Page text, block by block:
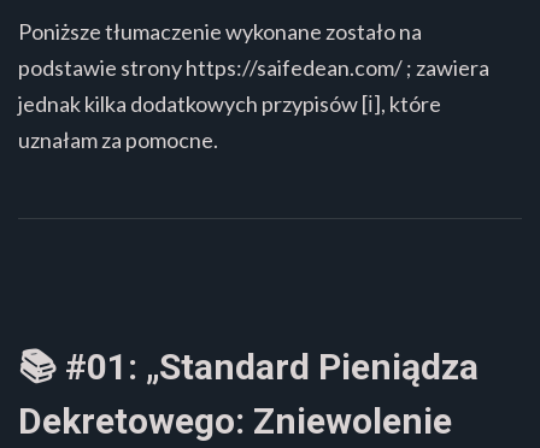
Poniższe tłumaczenie wykonane zostało na
podstawie strony https://saifedean.com/ ; zawiera
jednak kilka dodatkowych przypisów [ℹ️], które
uznałam za pomocne.
📚 #01: „Standard Pieniądza
Dekretowego: Zniewolenie